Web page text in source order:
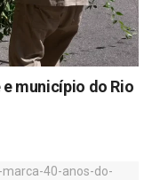
município do Rio